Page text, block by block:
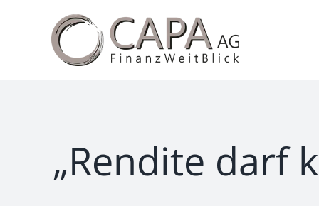
„Rendite darf